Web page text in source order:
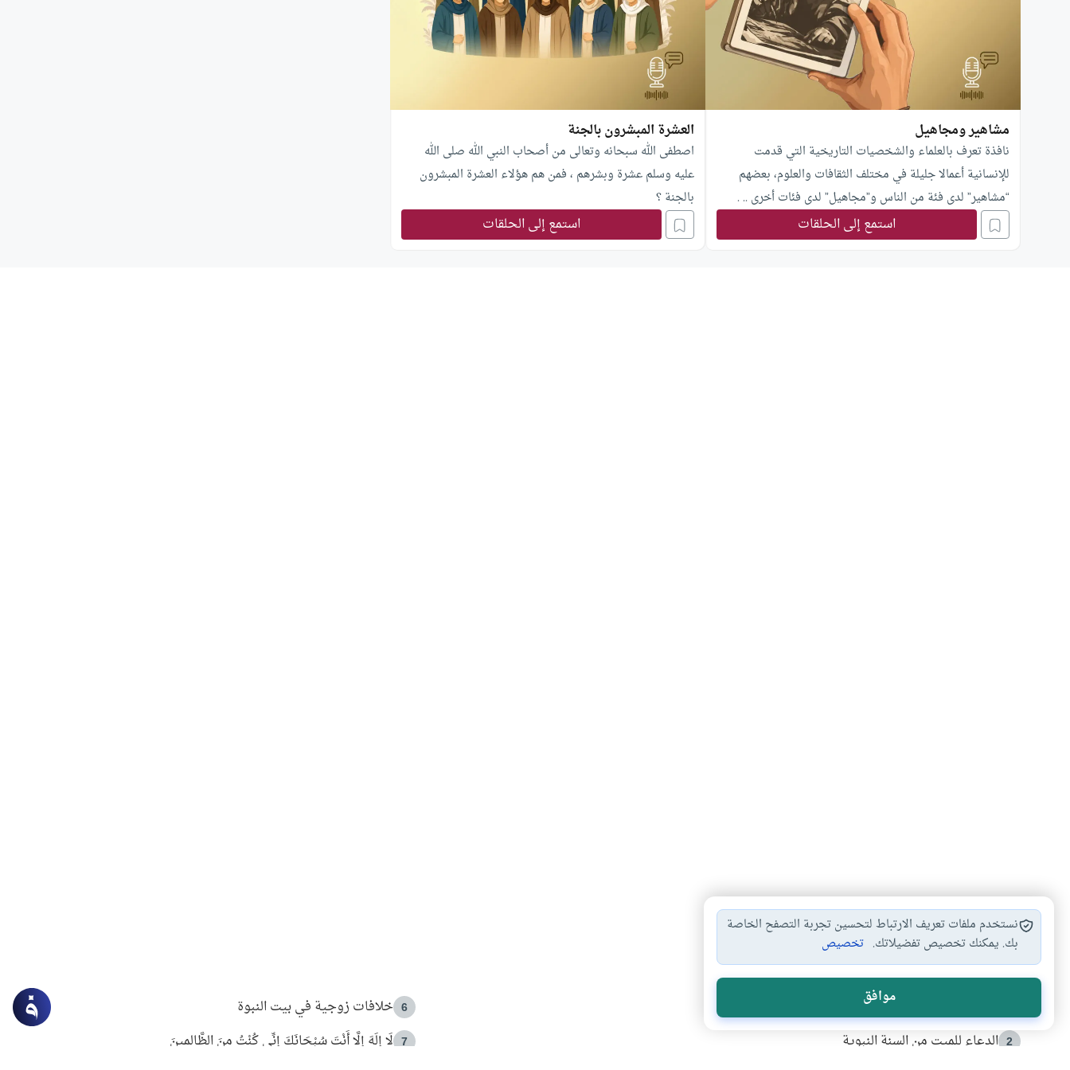
مشاهير ومجاهيل
نافذة تعرف بالعلماء والشخصيات التاريخية التي قدمت
للإنسانية أعمالا جليلة في مختلف الثقافات والعلوم، بعضهم
“مشاهير” لدى فئة من الناس و”مجاهيل” لدى فئات أخرى .. .
استمع إلى الحلقات
العشرة المبشرون بالجنة
اصطفى الله سبحانه وتعالى من أصحاب النبي الله صلى الله
عليه وسلم عشرة وبشرهم ، فمن هم هؤلاء العشرة المبشرون
بالجنة ؟
استمع إلى الحلقات
الأكثر قراءة
أدعية من السنة النبوية
2 الدعاء للميت من السنة النبوية
6 خلافات زوجية في بيت النبوة
7 لَا إِلَهَ إِلَّا أَنْتَ سُبْحَانَكَ إِنِّي كُنْتُ مِنَ الظَّالِمِينَ
نستخدم ملفات تعريف الارتباط لتحسين تجربة التصفح الخاصة
بك. يمكنك تخصيص تفضيلاتك. تخصيص
موافق